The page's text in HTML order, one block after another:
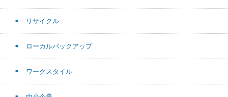
リサイクル
ローカルバックアップ
ワークスタイル